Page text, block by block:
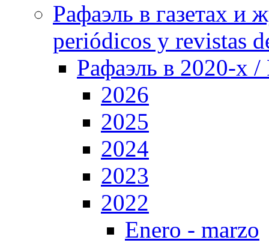
Рафаэль в газетах и
periódicos y revistas
Рафаэль в 2020-х /
2026
2025
2024
2023
2022
Enero - marzo